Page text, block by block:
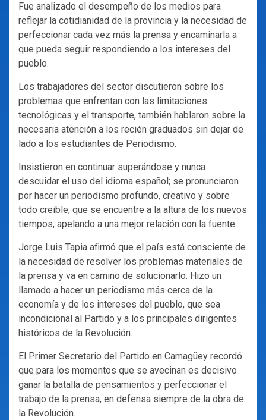
Fue analizado el desempeño de los medios para
reflejar la cotidianidad de la provincia y la necesidad de
perfeccionar cada vez más la prensa y encaminarla a
que pueda seguir respondiendo a los intereses del
pueblo.
Los trabajadores del sector discutieron sobre los
problemas que enfrentan con las limitaciones
tecnológicas y el transporte, también hablaron sobre la
necesaria atención a los recién graduados sin dejar de
lado a los estudiantes de Periodismo.
Insistieron en continuar superándose y nunca
descuidar el uso del idioma español; se pronunciaron
por hacer un periodismo profundo, creativo y sobre
todo creible, que se encuentre a la altura de los nuevos
tiempos, apelando a una mejor relación con la fuente.
Jorge Luis Tapia afirmó que el país está consciente de
la necesidad de resolver los problemas materiales de
la prensa y va en camino de solucionarlo. Hizo un
llamado a hacer un periodismo más cerca de la
economía y de los intereses del pueblo, que sea
incondicional al Partido y a los principales dirigentes
históricos de la Revolución.
El Primer Secretario del Partido en Camagüey recordó
que para los momentos que se avecinan es decisivo
ganar la batalla de pensamientos y perfeccionar el
trabajo de la prensa, en defensa siempre de la obra de
la Revolución.